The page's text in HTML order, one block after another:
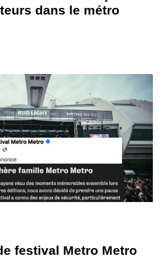
dans le métro
festival Metro Metro